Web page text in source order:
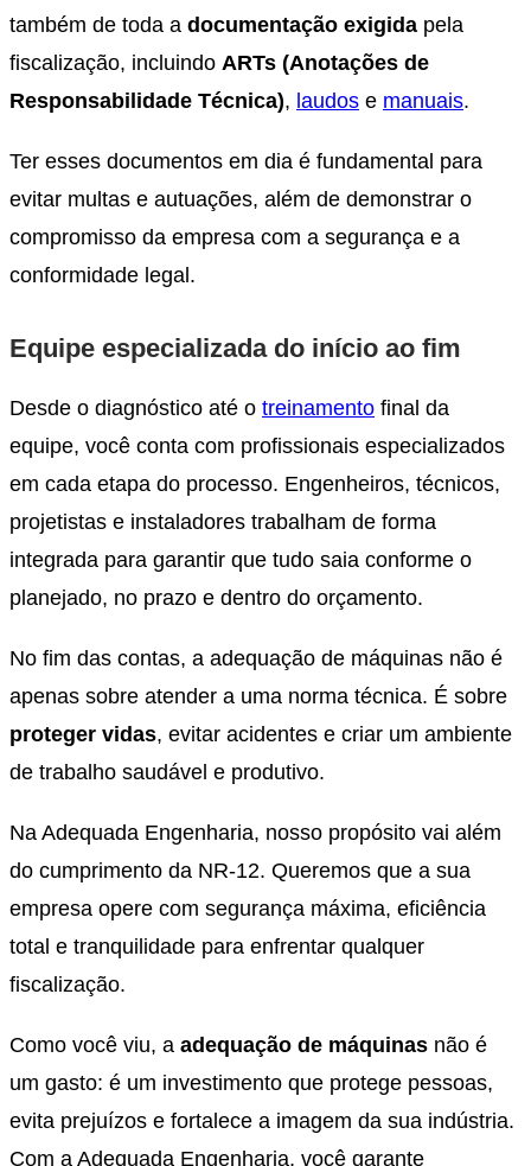
também de toda a documentação exigida pela
fiscalização, incluindo ARTs (Anotações de
Responsabilidade Técnica), laudos e manuais.
Ter esses documentos em dia é fundamental para
evitar multas e autuações, além de demonstrar o
compromisso da empresa com a segurança e a
conformidade legal.
Equipe especializada do início ao fim
Desde o diagnóstico até o treinamento final da
equipe, você conta com profissionais especializados
em cada etapa do processo. Engenheiros, técnicos,
projetistas e instaladores trabalham de forma
integrada para garantir que tudo saia conforme o
planejado, no prazo e dentro do orçamento.
No fim das contas, a adequação de máquinas não é
apenas sobre atender a uma norma técnica. É sobre
proteger vidas, evitar acidentes e criar um ambiente
de trabalho saudável e produtivo.
Na Adequada Engenharia, nosso propósito vai além
do cumprimento da NR-12. Queremos que a sua
empresa opere com segurança máxima, eficiência
total e tranquilidade para enfrentar qualquer
fiscalização.
Como você viu, a adequação de máquinas não é
um gasto: é um investimento que protege pessoas,
evita prejuízos e fortalece a imagem da sua indústria.
Com a Adequada Engenharia, você garante